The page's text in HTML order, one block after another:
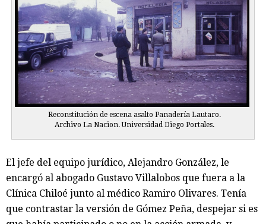
Reconstitución de escena asalto Panadería Lautaro.
Archivo La Nacion. Universidad Diego Portales.
El jefe del equipo jurídico, Alejandro González, le
encargó al abogado Gustavo Villalobos que fuera a la
Clínica Chiloé junto al médico Ramiro Olivares. Tenía
que contrastar la versión de Gómez Peña, despejar si es